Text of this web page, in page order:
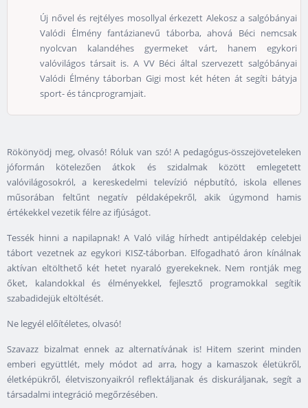
Új nővel és rejtélyes mosollyal érkezett Alekosz a salgóbányai
Valódi Élmény fantázianevű táborba, ahová Béci nemcsak
nyolcvan kalandéhes gyermeket várt, hanem egykori
valóvilágos társait is. A VV Béci által szervezett salgóbányai
Valódi Élmény táborban Gigi most két héten át segíti bátyja
sport- és táncprogramjait.
Rökönyödj meg, olvasó! Róluk van szó! A pedagógus-összejöveteleken
jóformán kötelezően átkok és szidalmak között emlegetett
valóvilágosokról, a kereskedelmi televízió népbutító, iskola ellenes
műsorában feltűnt negatív példaképekről, akik úgymond hamis
értékekkel vezetik félre az ifjúságot.
Tessék hinni a napilapnak! A Való világ hírhedt antipéldakép celebjei
tábort vezetnek az egykori KISZ-táborban. Elfogadható áron kínálnak
aktívan eltölthető két hetet nyaraló gyerekeknek. Nem rontják meg
őket, kalandokkal és élményekkel, fejlesztő programokkal segítik
szabadidejük eltöltését.
Ne legyél előítéletes, olvasó!
Szavazz bizalmat ennek az alternatívának is! Hitem szerint minden
emberi együttlét, mely módot ad arra, hogy a kamaszok életükről,
életképükről, életviszonyaikról reflektáljanak és diskuráljanak, segít a
társadalmi integráció megőrzésében.